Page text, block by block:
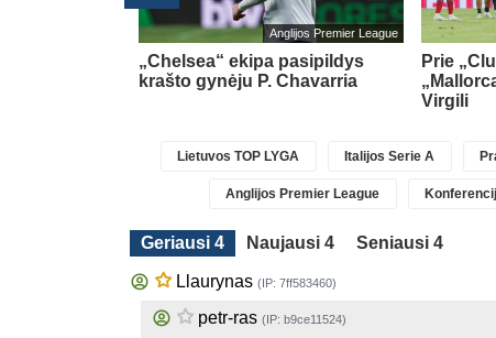
Anglijos Premier League
„Chelsea“ ekipa pasipildys
krašto gynėju P. Chavarria
Prie
Virgili
Lietuvos TOP LYGA Italijos Serie A
Anglijos Premier League
Geriausi 4 Naujausi 4 Seniausi 4
Llaurynas (IP: 7ff583460)
petr-ras (IP: b9ce11524)